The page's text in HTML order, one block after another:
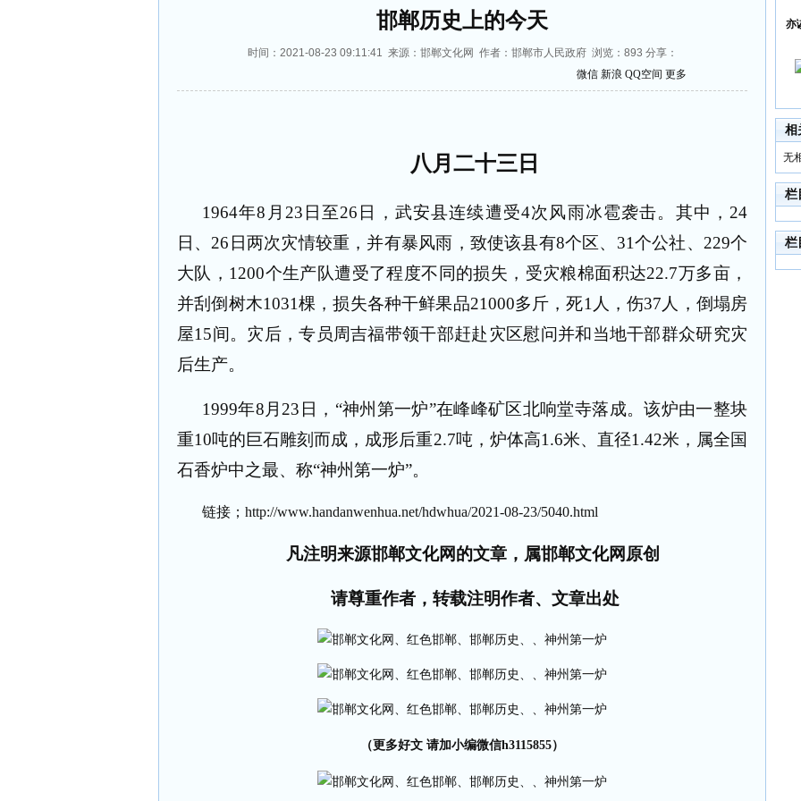
邯郸历史上的今天
时间：2021-08-23 09:11:41 来源：邯郸文化网 作者：邯郸市人民政府 浏览： 893 分享：
微信 新浪 QQ空间 更多
八月二十三日
1964年8 月 23 日至26 日，武安县连续遭受4次风雨冰雹袭击。其中， 24
日、 26 日两次灾情较重，并有暴风雨，致使该县有8个区、 31个公社、 229个
大队， 1200个生产队遭受了程度不同的损失，受灾粮棉面积达22.7万多亩，
并刮倒树木1031棵，损失各种干鲜果品21000多斤，死1 人，伤37 人，倒塌房
屋15间。灾后，专员周吉福带领干部赶赴灾区慰问并和当地干部群众研究灾
后生产。
1999年8 月 23 日，“神州第一炉”在峰峰矿区北响堂寺落成。该炉由一整块
重10吨的巨石雕刻而成，成形后重2.7吨，炉体高1.6米、直径1.42米，属全国
石香炉中之最、称“神州第一炉”。
链接； http://www.handanwenhua.net/hdwhua/2021-08-23/5040.html
凡注明来源邯郸文化网的文章，属邯郸文化网原创
请尊重作者，转载注明作者、文章出处
（更多好文 请加小编微信h3115855）
亦
相
无
栏
栏